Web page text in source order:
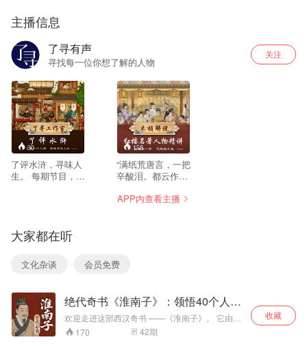
主播信息
了寻有声
寻找每一位你想了解的人物
关注
30
了评水浒，寻味人
生。 每期节目，一
生。
158
“满纸荒唐言，一把
辛酸泪。都云作者
【木桢解说|红楼名
人物就在你的身
边。 更有甚者，你
上，找到你自己的
影子。 这是他们的
故事，也是我们的
故事。
APP内查看主播
大家都在听
文化杂谈 会员免费
绝代奇书《淮南子》：领悟40个人生
大智慧
欢迎走进这部西汉奇书 ——《淮南子》。 它由淮
南王刘安召集门客集体编撰，既是一部融汇诸子
百家的哲学鸿篇，更是一部包罗万象的文化宝
170 42期
收藏